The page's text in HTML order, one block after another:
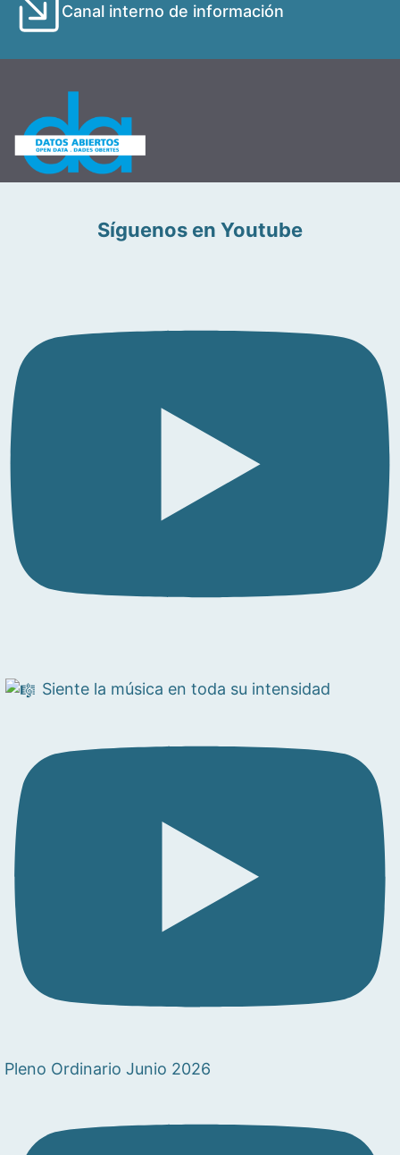
Canal interno de información
Síguenos en Youtube
Siente la música en toda su intensidad
Pleno Ordinario Junio 2026